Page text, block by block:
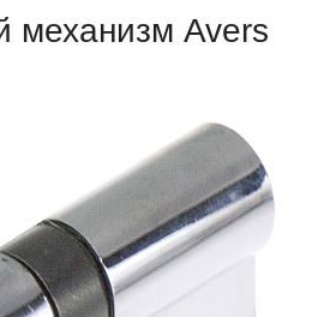
механизм Avers